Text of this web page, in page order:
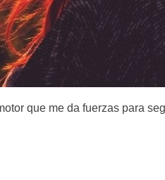
que me da fuerzas para